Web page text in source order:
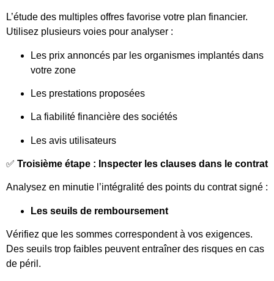
L’étude des multiples offres favorise votre plan financier.
Utilisez plusieurs voies pour analyser :
Les prix annoncés par les organismes implantés dans
votre zone
Les prestations proposées
La fiabilité financière des sociétés
Les avis utilisateurs
✅ Troisième étape : Inspecter les clauses dans le contrat
Analysez en minutie l’intégralité des points du contrat signé :
Les seuils de remboursement
Vérifiez que les sommes correspondent à vos exigences.
Des seuils trop faibles peuvent entraîner des risques en cas
de péril.